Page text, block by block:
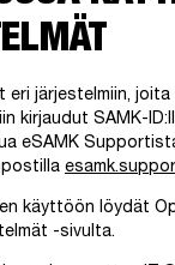
eri järjestelmiin,
kirjaudut SAMK-
eSAMK
käyttöön löydät
-sivulta.